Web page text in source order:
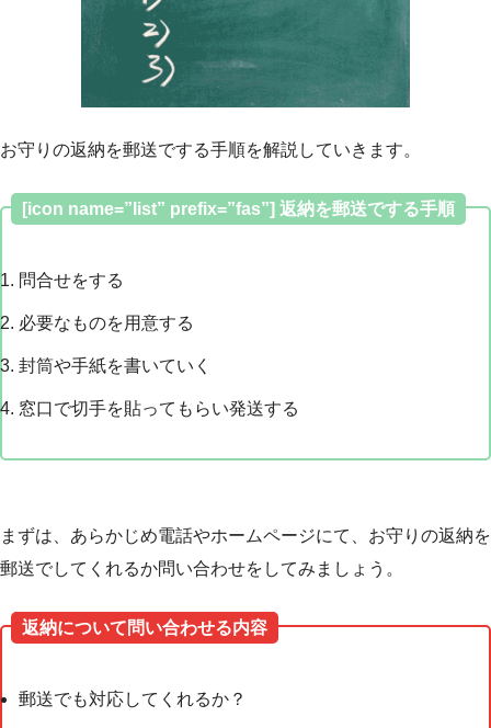
お守りの返納を郵送でする手順を解説していきます。
[icon name=”list” prefix=”fas”] 返納を郵送でする手順
問合せをする
必要なものを用意する
封筒や手紙を書いていく
窓口で切手を貼ってもらい発送する
まずは、あらかじめ電話やホームページにて、お守りの返納を
郵送でしてくれるか問い合わせをしてみましょう。
返納について問い合わせる内容
郵送でも対応してくれるか？